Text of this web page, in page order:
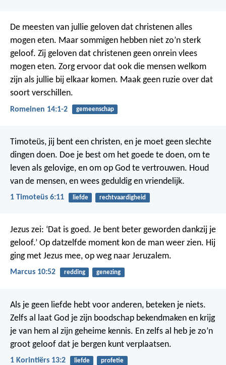
De meesten van jullie geloven dat christenen alles
mogen eten. Maar sommigen hebben niet zo’n sterk
geloof. Zij geloven dat christenen geen onrein vlees
mogen eten. Zorg ervoor dat ook die mensen welkom
zijn als jullie bij elkaar komen. Maak geen ruzie over dat
soort verschillen.
Romeinen 14:1-2 gemeenschap
Timoteüs, jij bent een christen, en je moet geen slechte
dingen doen. Doe je best om het goede te doen, om te
leven als gelovige, en om op God te vertrouwen. Houd
van de mensen, en wees geduldig en vriendelijk.
1 Timoteüs 6:11 liefde rechtvaardigheid
Jezus zei: ‘Dat is goed. Je bent beter geworden dankzij je
geloof.’ Op datzelfde moment kon de man weer zien. Hij
ging met Jezus mee, op weg naar Jeruzalem.
Marcus 10:52 redding genezing
Als je geen liefde hebt voor anderen, beteken je niets.
Zelfs al laat God je zijn boodschap bekendmaken en krijg
je van hem al zijn geheime kennis. En zelfs al heb je zo’n
groot geloof dat je bergen kunt verplaatsen.
1 Korintiërs 13:2 liefde profetie